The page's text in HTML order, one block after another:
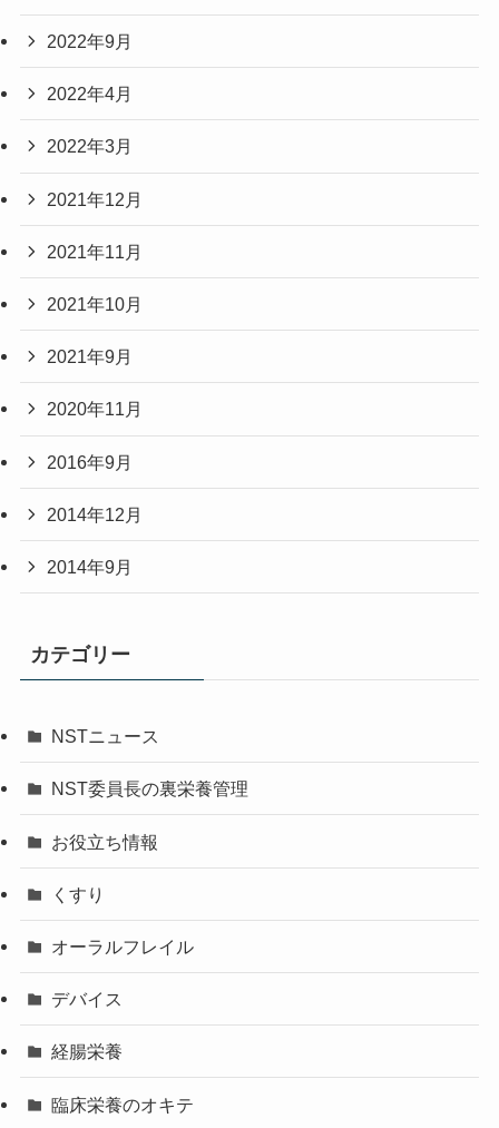
2022年9月
2022年4月
2022年3月
2021年12月
2021年11月
2021年10月
2021年9月
2020年11月
2016年9月
2014年12月
2014年9月
カテゴリー
NSTニュース
NST委員長の裏栄養管理
お役立ち情報
くすり
オーラルフレイル
デバイス
経腸栄養
臨床栄養のオキテ